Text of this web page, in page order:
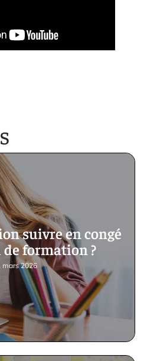
suivre en congé
formation ?
mars 2026